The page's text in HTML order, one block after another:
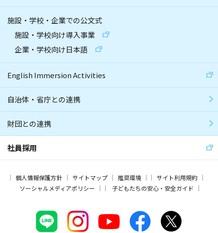
施設・学校・企業での公文式
施設・学校向け導入事業
企業・学校向け日本語
English Immersion Activities
自治体・省庁との連携
財団との連携
社員採用
個人情報保護方針 サイトマップ 推奨環境
サイト利用規約
ソーシャルメディアポリシー
子どもたちの安心・安全ガイド